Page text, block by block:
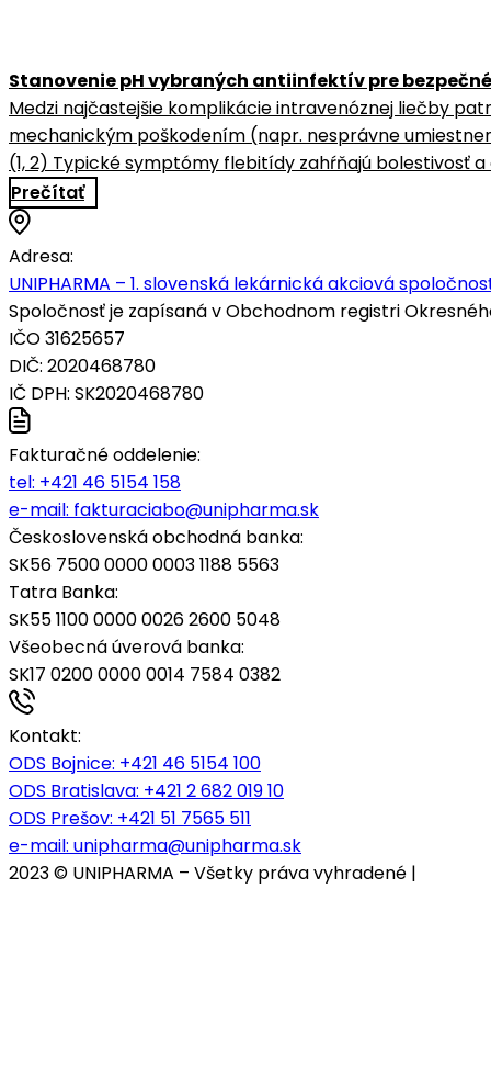
Stanovenie pH vybraných antiinfektív pre
Medzi najčastejšie komplikácie intravenóznej liečby
mechanickým poškodením (napr. nesprávne
(1, 2) Typické symptómy flebitídy zahŕňajú bolestivosť
Prečítať
Adresa:
UNIPHARMA – 1. slovenská lekárnická akciová
Spoločnosť je zapísaná v Obchodnom registri
IČO 31625657
DIČ: 2020468780
IČ DPH: SK2020468780
Fakturačné oddelenie:
tel: +421 46 5154 158
e-mail: fakturaciabo@unipharma.sk
Československá obchodná banka:
SK56 7500 0000 0003 1188 5563
Tatra Banka:
SK55 1100 0000 0026 2600 5048
Všeobecná úverová banka:
SK17 0200 0000 0014 7584 0382
Kontakt:
ODS Bojnice: +421 46 5154 100
ODS Bratislava: +421 2 682 019 10
ODS Prešov: +421 51 7565 511
e-mail: unipharma@unipharma.sk
2023 © UNIPHARMA – Všetky práva vyhradené |